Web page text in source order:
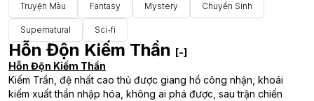
Truyện Màu Fantasy Mystery Chuyển Sinh
Supernatural Sci-fi
Hỗn Độn Kiếm Thần [-]
Hỗn Độn Kiếm Thần
Kiếm Trần, đệ nhất cao thủ được giang hồ công nhận, khoái
kiếm xuất thần nhập hóa, không ai phá được, sau trận chiến